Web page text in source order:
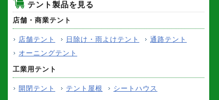
テント製品を見る
店舗・商業テント
店舗テント 日除け・雨よけテント
通路テント
オーニングテント
工業用テント
開閉テント テント屋根 シートハウス